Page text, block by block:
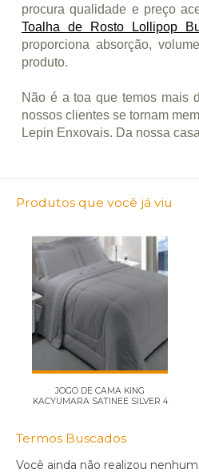
procura qualidade e preço
Toalha de Rosto Lollipop
proporciona absorção,
produto.
Não é a toa que temos mais
nossos clientes se tornam
Lepin Enxovais. Da nossa
Produtos que você já viu
JOGO DE CAMA KING
KACYUMARA SATINEE SILVER 4
Termos Buscados
Você ainda não realizou